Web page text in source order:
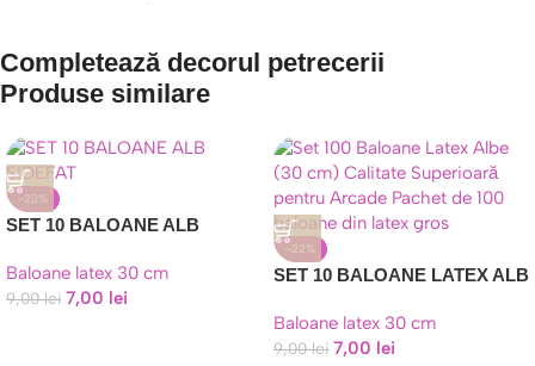
Completează decorul petrecerii
Produse similare
-22%
SET 10 BALOANE ALB
Baloane latex 30 cm
9,00lei 7,00 lei
-22%
SET 10 BALOANE LATEX ALB
Baloane latex 30 cm
9,00lei 7,00 lei